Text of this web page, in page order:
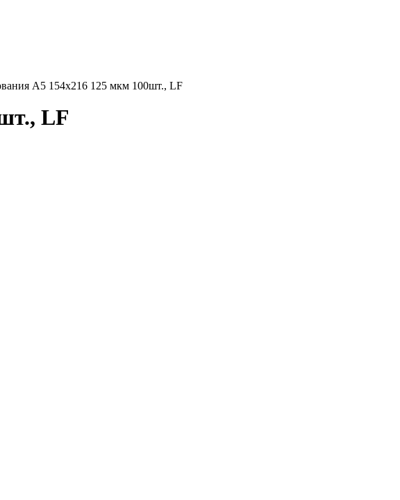
А5 154х216 125 мкм 100шт., LF
LF